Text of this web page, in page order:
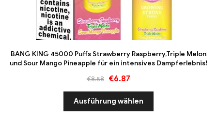
BANG KING 45000 Puffs Strawberry Raspberry,Triple Melon
und Sour Mango Pineapple für ein intensives Dampferlebnis!
€8.58 €6.87
Ausführung wählen